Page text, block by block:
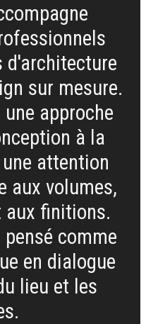
d'architecture
sur mesure.
approche
à la
attention
aux volumes,
aux finitions.
comme
en dialogue
lieu et les